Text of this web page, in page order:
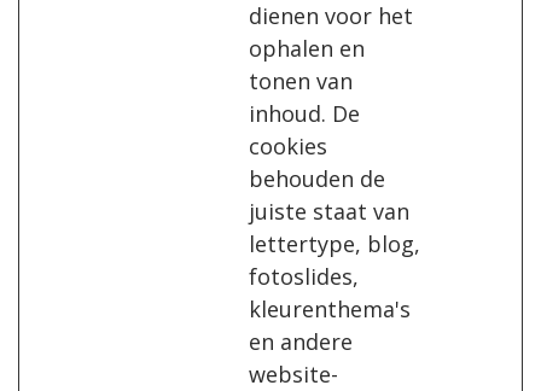
dienen voor het
ophalen en
tonen van
inhoud. De
cookies
behouden de
juiste staat van
lettertype, blog,
fotoslides,
kleurenthema's
en andere
website-